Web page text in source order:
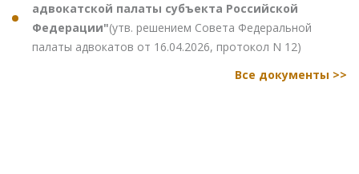
адвокатской палаты субъекта Российской
Федерации"(утв. решением Совета Федеральной
палаты адвокатов от 16.04.2026, протокол N 12)
Все документы >>